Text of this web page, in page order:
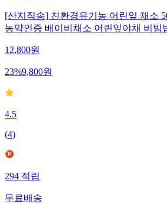
[산지직송] 친환경유기농 어린잎 채소
농약인증 베이비채소 어린잎야채 비빔
12,800원
23%9,800원
4.5
(4)
294 적립
무료배송